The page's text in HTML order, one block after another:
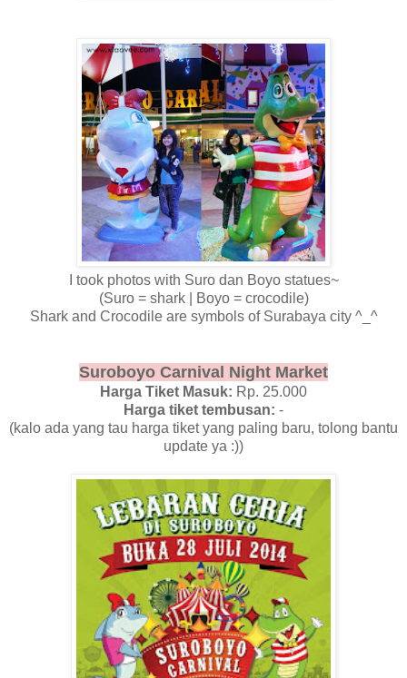
I took photos with Suro dan Boyo statues~
(Suro = shark | Boyo = crocodile)
Shark and Crocodile are symbols of Surabaya city ^_^
Suroboyo Carnival Night Market
Harga Tiket Masuk: Rp. 25.000
Harga tiket tembusan: -
(kalo ada yang tau harga tiket yang paling baru, tolong bantu
update ya :))